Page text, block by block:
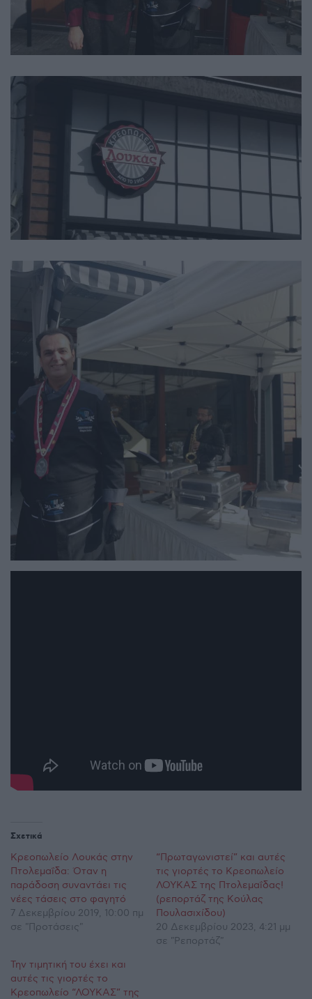
Σχετικά
Κρεοπωλείο Λουκάς στην
Πτολεμαΐδα: Όταν η
παράδοση συναντάει τις
νέες τάσεις στο φαγητό
7 Δεκεμβρίου 2019, 10:00 πμ
σε "Προτάσεις"
“Πρωταγωνιστεί” και αυτές
τις γιορτές το Κρεοπωλείο
ΛΟΥΚΑΣ της Πτολεμαΐδας!
(ρεπορτάζ της Κούλας
Πουλασιχίδου)
20 Δεκεμβρίου 2023, 4:21 μμ
σε "Ρεπορτάζ"
Την τιμητική του έχει και
αυτές τις γιορτές το
Κρεοπωλείο “ΛΟΥΚΑΣ” της